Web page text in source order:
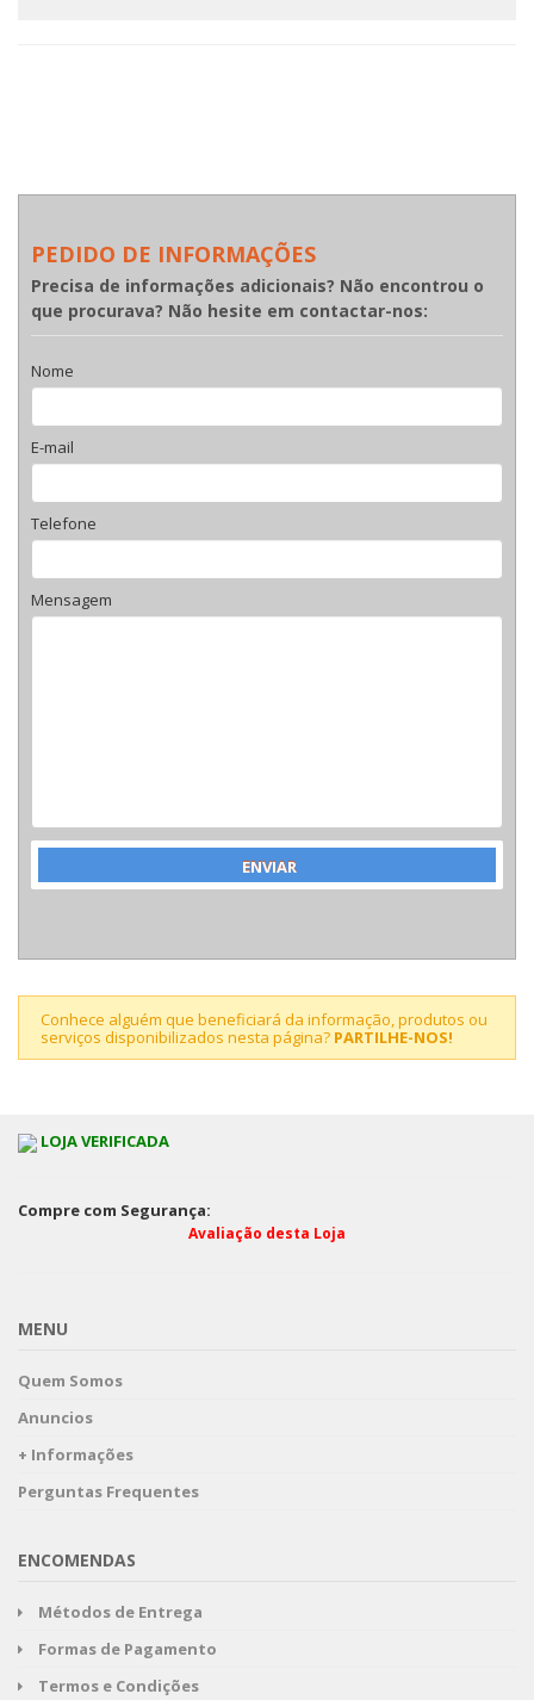
PEDIDO DE INFORMAÇÕES
Precisa de informações adicionais? Não encontrou o
que procurava? Não hesite em contactar-nos:
Nome
E-mail
Telefone
Mensagem
Conhece alguém que beneficiará da informação, produtos ou
serviços disponibilizados nesta página? PARTILHE-NOS!
LOJA VERIFICADA
Compre com Segurança:
Avaliação desta Loja
MENU
Quem Somos
Anuncios
+ Informações
Perguntas Frequentes
ENCOMENDAS
Métodos de Entrega
Formas de Pagamento
Termos e Condições